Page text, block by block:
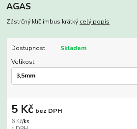
AGAS
Zástrčný klíč imbus krátký celý popis
Dostupnost
Skladem
Velikost
6 Kč/ks
5 Kč bez DPH